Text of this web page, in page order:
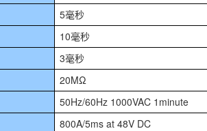
5毫秒
10毫秒
3毫秒
20MΩ
50Hz/60Hz 1000VAC 1minute
800A/5ms at 48V DC